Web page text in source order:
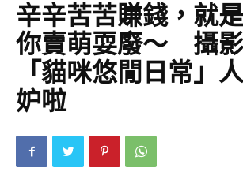
辛辛苦苦賺錢，就
你賣萌耍廢～ 攝
「貓咪悠閒日常」
妒啦